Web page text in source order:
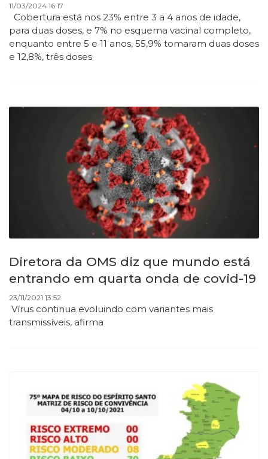
11/03/2024 16:17
Cobertura está nos 23% entre 3 a 4 anos de idade,
para duas doses, e 7% no esquema vacinal completo,
enquanto entre 5 e 11 anos, 55,9% tomaram duas doses
e 12,8%, três doses
Diretora da OMS diz que mundo está
entrando em quarta onda de covid-19
23/11/2021 13:52
Vírus continua evoluindo com variantes mais
transmissíveis, afirma